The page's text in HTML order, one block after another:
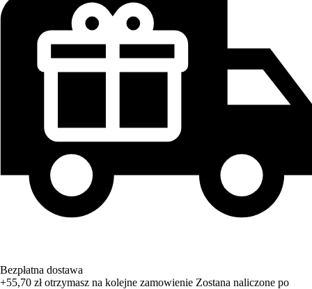
Bezpłatna dostawa
+55,70 złotrzymasz na kolejne zamowienie Zostana naliczone po